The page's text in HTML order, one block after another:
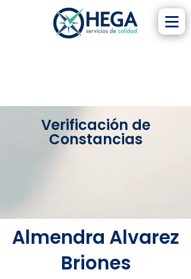
Verificación de
Constancias
Almendra Alvarez
Briones